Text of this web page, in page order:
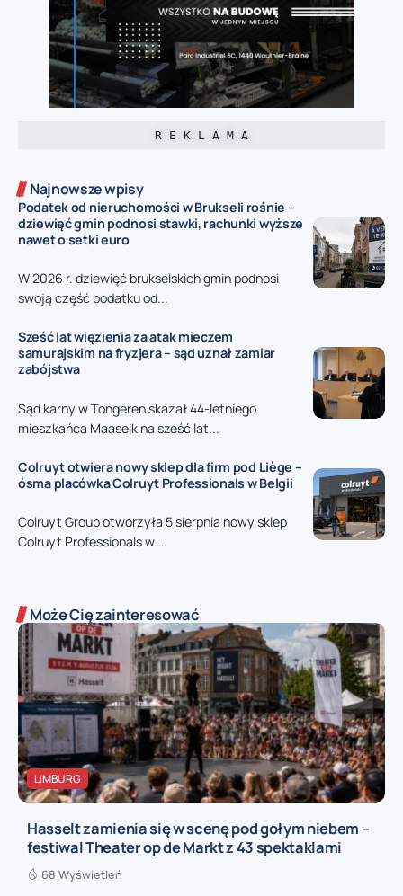
R E K L A M A
Najnowsze wpisy
Podatek od nieruchomości w Brukseli rośnie –
dziewięć gmin podnosi stawki, rachunki wyższe
nawet o setki euro
W 2026 r. dziewięć brukselskich gmin podnosi
swoją część podatku od...
Sześć lat więzienia za atak mieczem
samurajskim na fryzjera – sąd uznał zamiar
zabójstwa
Sąd karny w Tongeren skazał 44-letniego
mieszkańca Maaseik na sześć lat...
Colruyt otwiera nowy sklep dla firm pod Liège –
ósma placówka Colruyt Professionals w Belgii
Colruyt Group otworzyła 5 sierpnia nowy sklep
Colruyt Professionals w...
Może Cię zainteresować
LIMBURG
Hasselt zamienia się w scenę pod gołym niebem –
festiwal Theater op de Markt z 43 spektaklami
68 Wyświetleń